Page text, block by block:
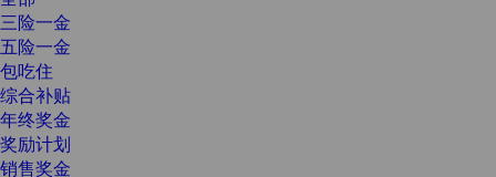
三险一金
五险一金
包吃住
综合补贴
年终奖金
奖励计划
销售奖金